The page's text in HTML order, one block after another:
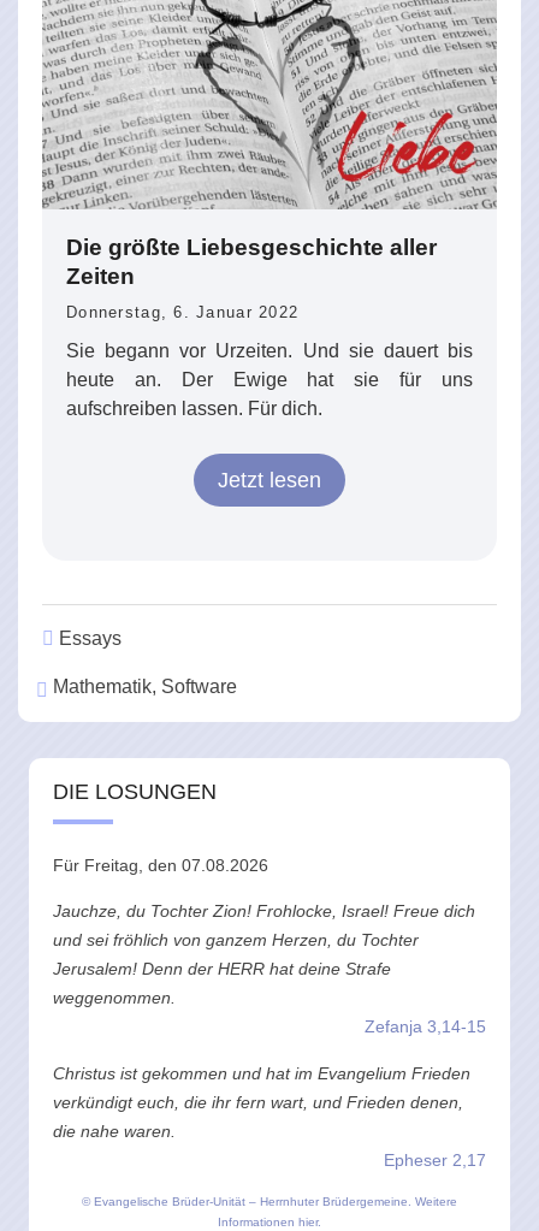
Die größte Liebesgeschichte aller
Zeiten
Donnerstag, 6. Januar 2022
Sie begann vor Urzeiten. Und sie dauert bis
heute an. Der Ewige hat sie für uns
aufschreiben lassen. Für dich.
Jetzt lesen
Essays
Mathematik Software
DIE LOSUNGEN
Für Freitag, den 07.08.2026
Jauchze, du Tochter Zion! Frohlocke, Israel! Freue dich
und sei fröhlich von ganzem Herzen, du Tochter
Jerusalem! Denn der HERR hat deine Strafe
weggenommen.
Zefanja 3,14-15
Christus ist gekommen und hat im Evangelium Frieden
verkündigt euch, die ihr fern wart, und Frieden denen,
die nahe waren.
Epheser 2,17
© Evangelische Brüder-Unität – Herrnhuter Brüdergemeine.
Weitere
Informationen hier.